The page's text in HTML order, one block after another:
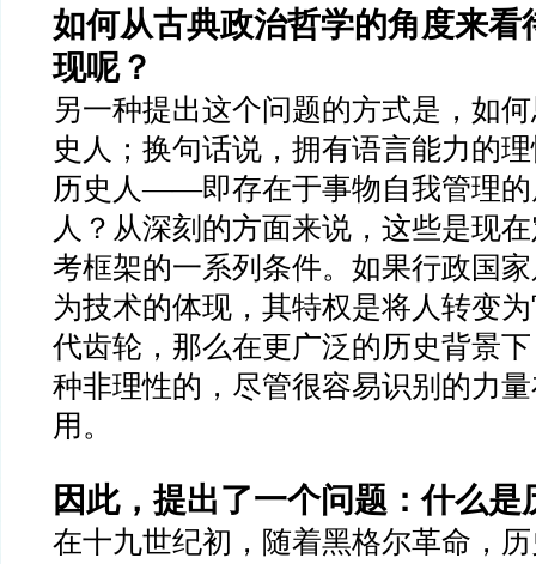
如何从古典政治哲学的角度来看
现呢？
另一种提出这个问题的方式是，如
史人；换句话说，拥有语言能力的
历史人——即存在于事物自我管理
人？从深刻的方面来说，这些是现
考框架的一系列条件。如果行政国
为技术的体现，其特权是将人转变
代齿轮，那么在更广泛的历史背景
种非理性的，尽管很容易识别的力
用。
因此，提出了一个问题：什么是
在十九世纪初，随着黑格尔革命，